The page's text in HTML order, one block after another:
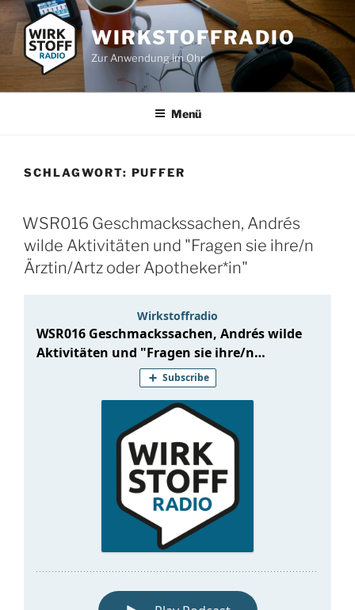
Zum
Inhalt
springen
WIRKSTOFFRADIO
Zur Anwendung im Ohr
Menü
SCHLAGWORT: PUFFER
WSR016 Geschmackssachen, Andrés
wilde Aktivitäten und "Fragen sie ihre/n
Ärztin/Artz oder Apotheker*in"